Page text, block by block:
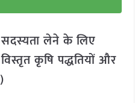
लेने के लिए
कृषि पद्धतियों और